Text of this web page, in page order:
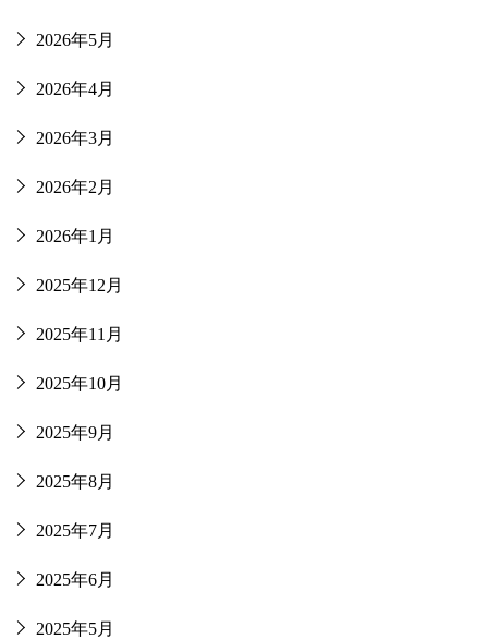
2026年5月
2026年4月
2026年3月
2026年2月
2026年1月
2025年12月
2025年11月
2025年10月
2025年9月
2025年8月
2025年7月
2025年6月
2025年5月